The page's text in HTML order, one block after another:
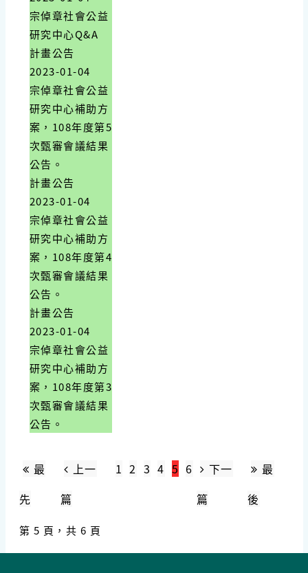
宗倬章社會公益
研究中心Q&A
計畫公告
2023-01-04
宗倬章社會公益
研究中心補助方
案，108年度第5
次甄審會議結果
公告。
計畫公告
2023-01-04
宗倬章社會公益
研究中心補助方
案，108年度第4
次甄審會議結果
公告。
計畫公告
2023-01-04
宗倬章社會公益
研究中心補助方
案，108年度第3
次甄審會議結果
公告。
最
先
上一
篇
1 2 3 4 5 6
下一
篇
最
後
第 5 頁，共 6 頁